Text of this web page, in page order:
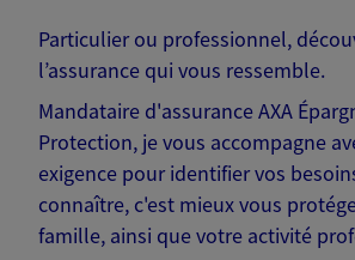
Particulier ou professionnel,
l’assurance qui vous ressemble.
Mandataire d'assurance AXA
Protection, je vous accompagne
exigence pour identifier vos
connaître, c'est mieux vous
famille, ainsi que votre activité